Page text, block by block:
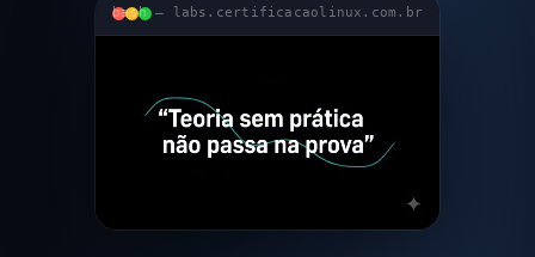
bash — labs.certificacaolinux.com.br